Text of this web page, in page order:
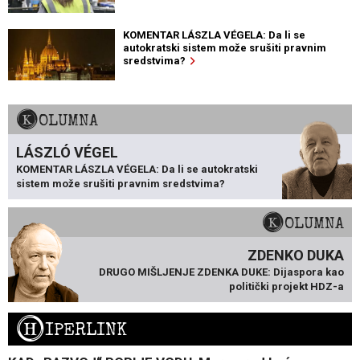
KOMENTAR LÁSZLA VÉGELA: Da li se
autokratski sistem može srušiti pravnim
sredstvima?
KOLUMNA
LÁSZLÓ VÉGEL
KOMENTAR LÁSZLA VÉGELA: Da li se autokratski
sistem može srušiti pravnim sredstvima?
KOLUMNA
ZDENKO DUKA
DRUGO MIŠLJENJE ZDENKA DUKE: Dijaspora kao
politički projekt HDZ-a
HIPERLINK